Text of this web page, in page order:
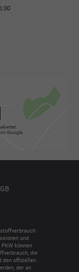
Google.
und
können
die
den offiziellen
der an